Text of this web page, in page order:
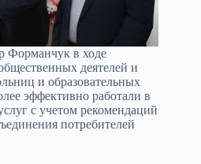
Форманчук в ходе
деятелей и
и образовательных
эффективно работали в
с учетом рекомендаций
потребителей